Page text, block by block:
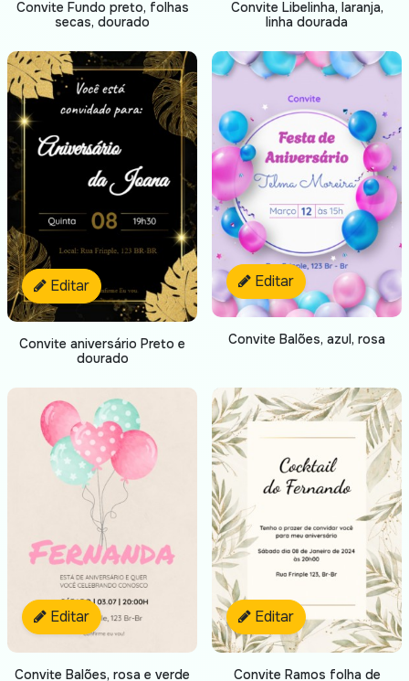
Convite Fundo preto, folhas
secas, dourado
Convite Libelinha, laranja,
linha dourada
Editar
Convite aniversário Preto e
dourado
Editar
Convite Balões, azul, rosa
Editar
Convite Balões, rosa e verde
Editar
Convite Ramos folha de